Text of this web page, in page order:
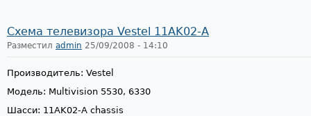
Схема телевизора Vestel 11AK02-A
Разместил admin 25/09/2008 - 14:10
Производитель: Vestel
Модель: Multivision 5530, 6330
Шасси: 11AK02-A chassis